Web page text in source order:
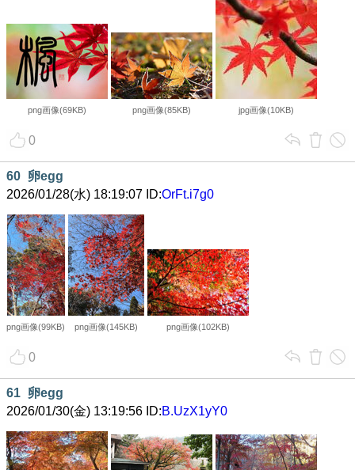
png画像(69KB) png画像(85KB) jpg画像(10KB)
0
60 卵egg
2026/01/28(水) 18:19:07 ID:OrFt.i7g0
png画像(99KB) png画像(145KB) png画像(102KB)
0
61 卵egg
2026/01/30(金) 13:19:56 ID:B.UzX1yY0